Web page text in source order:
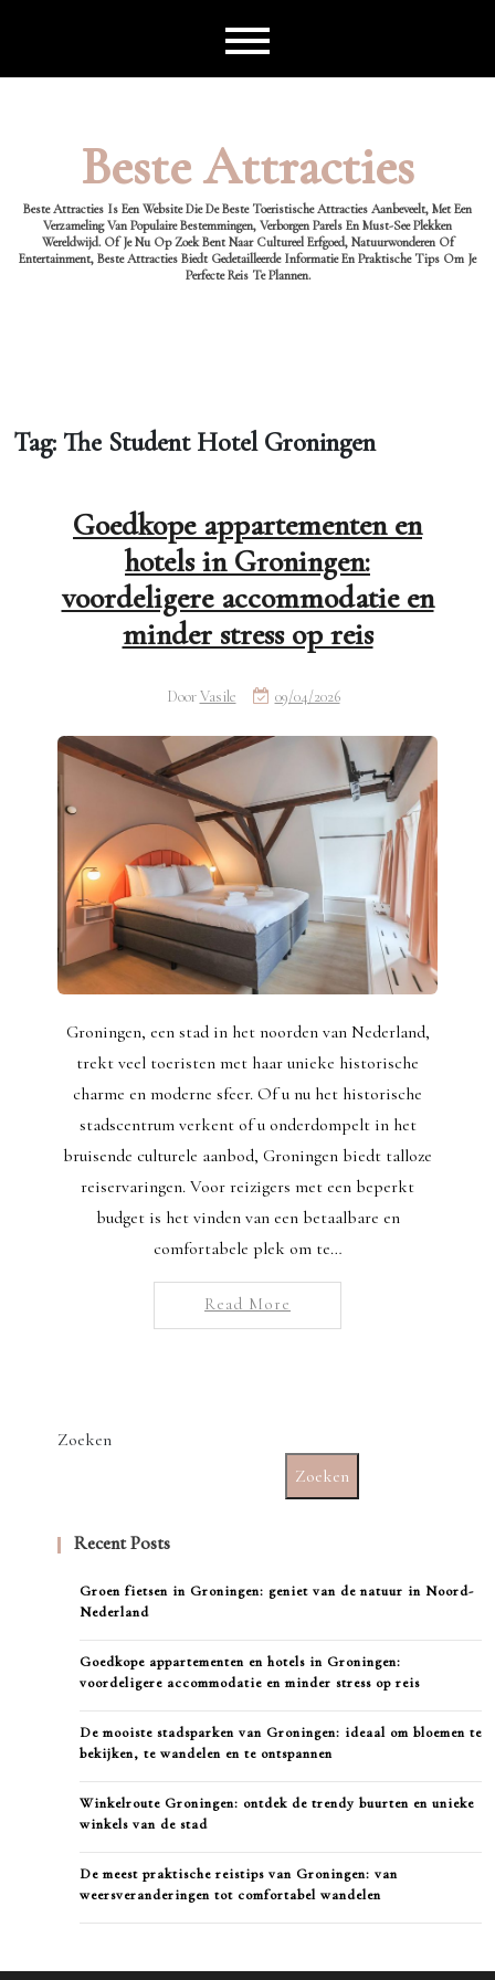
Beste Attracties
Beste Attracties Is Een Website Die De Beste Toeristische Attracties Aanbeveelt, Met Een
Verzameling Van Populaire Bestemmingen, Verborgen Parels En Must-See Plekken
Wereldwijd. Of Je Nu Op Zoek Bent Naar Cultureel Erfgoed, Natuurwonderen Of
Entertainment, Beste Attracties Biedt Gedetailleerde Informatie En Praktische Tips Om Je
Perfecte Reis Te Plannen.
Tag: The Student Hotel Groningen
Goedkope appartementen en
hotels in Groningen:
voordeligere accommodatie en
minder stress op reis
DoorVasile 09/04/2026
Groningen, een stad in het noorden van Nederland,
trekt veel toeristen met haar unieke historische
charme en moderne sfeer. Of u nu het historische
stadscentrum verkent of u onderdompelt in het
bruisende culturele aanbod, Groningen biedt talloze
reiservaringen. Voor reizigers met een beperkt
budget is het vinden van een betaalbare en
comfortabele plek om te…
Read More
Zoeken
Zoeken
Recent Posts
Groen fietsen in Groningen: geniet van de natuur in Noord-
Nederland
Goedkope appartementen en hotels in Groningen:
voordeligere accommodatie en minder stress op reis
De mooiste stadsparken van Groningen: ideaal om bloemen te
bekijken, te wandelen en te ontspannen
Winkelroute Groningen: ontdek de trendy buurten en unieke
winkels van de stad
De meest praktische reistips van Groningen: van
weersveranderingen tot comfortabel wandelen